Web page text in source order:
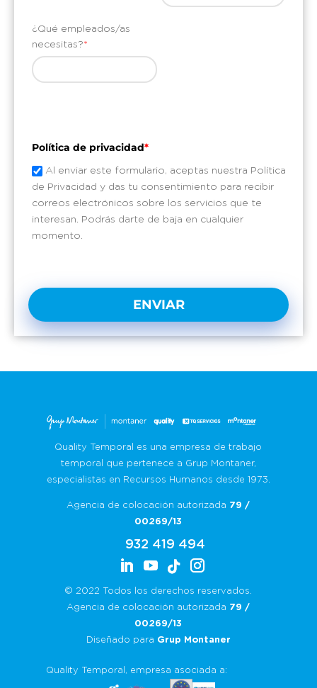
¿Qué empleados/as
necesitas?*
Política de privacidad*
Al enviar este formulario, aceptas nuestra Política
de Privacidad y das tu consentimiento para recibir
correos electrónicos sobre los servicios que te
interesan. Podrás darte de baja en cualquier
momento.
ENVIAR
Quality Temporal es una empresa de trabajo
temporal que pertenece a Grup Montaner,
especialistas en Recursos Humanos desde 1973.
Agencia de colocación autorizada 79 /
00269/13
932 419 494
© 2022 Todos los derechos reservados.
Agencia de colocación autorizada 79 /
00269/13
Diseñado para Grup Montaner
Quality Temporal, empresa asociada a: